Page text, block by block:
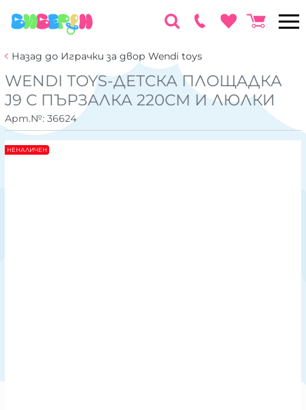
Назад до Играчки за двор Wendi toys
WENDI TOYS-ДЕТСКА ПЛОЩАДКА
J9 С ПЪРЗАЛКА 220СМ И ЛЮЛКИ
Арт.№: 36624
НЕНАЛИЧЕН